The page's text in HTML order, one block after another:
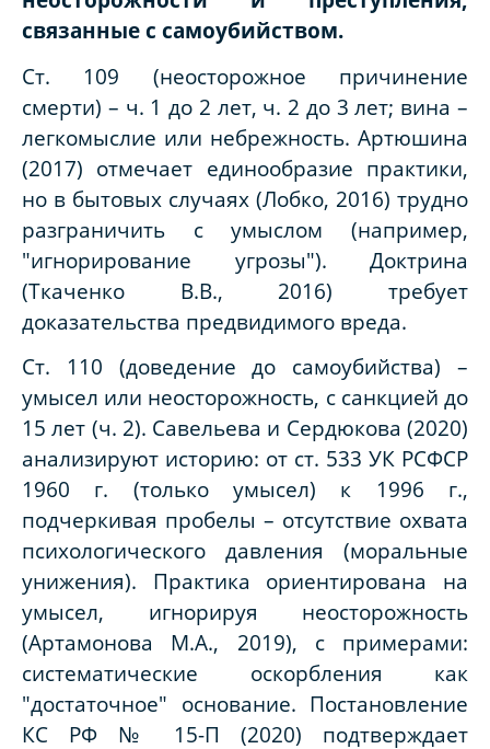
связанные с самоубийством.
Ст. 109 (неосторожное причинение
смерти) – ч. 1 до 2 лет, ч. 2 до 3 лет; вина –
легкомыслие или небрежность. Артюшина
(2017) отмечает единообразие практики,
но в бытовых случаях (Лобко, 2016) трудно
разграничить с умыслом (например,
"игнорирование угрозы"). Доктрина
(Ткаченко В.В., 2016) требует
доказательства предвидимого вреда.
Ст. 110 (доведение до самоубийства) –
умысел или неосторожность, с санкцией до
15 лет (ч. 2). Савельева и Сердюкова (2020)
анализируют историю: от ст. 533 УК РСФСР
1960 г. (только умысел) к 1996 г.,
подчеркивая пробелы – отсутствие охвата
психологического давления (моральные
унижения). Практика ориентирована на
умысел, игнорируя неосторожность
(Артамонова М.А., 2019), с примерами:
систематические оскорбления как
"достаточное" основание. Постановление
КС РФ № 15-П (2020) подтверждает